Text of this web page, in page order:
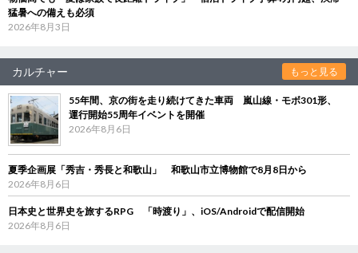
猛暑への備えも必須
2026年8月3日
カルチャー もっと見る
55年間、京の街を走り続けてきた車両 嵐山線・モボ301形、
運行開始55周年イベントを開催
2026年8月6日
夏季企画展「秀吉・秀長と和歌山」 和歌山市立博物館で8月8日から
2026年8月6日
日本史と世界史を旅するRPG 「時渡り」、iOS/Androidで配信開始
2026年8月6日